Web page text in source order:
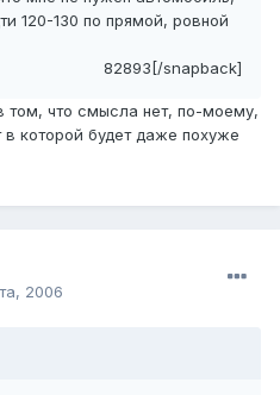
120-130 по прямой, ровной
82893[/snapback]
том, что смысла нет, по-моему,
в которой будет даже похуже
2006